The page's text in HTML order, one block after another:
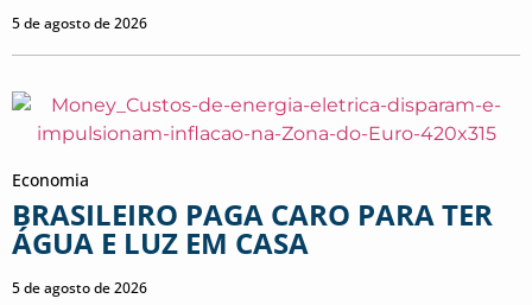
5 de agosto de 2026
Economia
BRASILEIRO PAGA CARO PARA TER
ÁGUA E LUZ EM CASA
5 de agosto de 2026